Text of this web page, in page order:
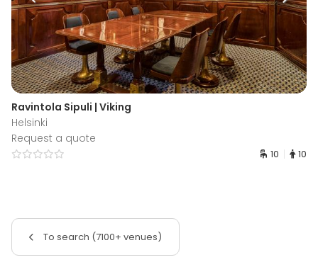
Ravintola Sipuli | Viking
Helsinki
Request a quote
10 10
To search (7100+ venues)